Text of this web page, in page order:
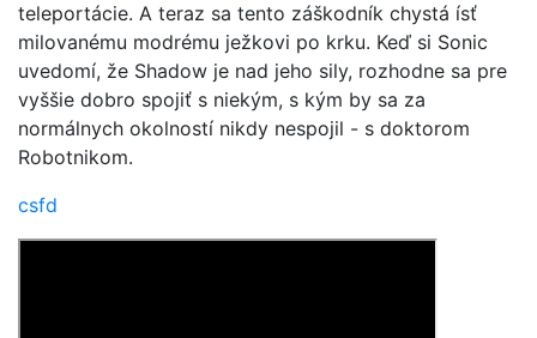
teleportácie. A teraz sa tento záškodník chystá ísť
milovanému modrému ježkovi po krku. Keď si Sonic
uvedomí, že Shadow je nad jeho sily, rozhodne sa pre
vyššie dobro spojiť s niekým, s kým by sa za
normálnych okolností nikdy nespojil - s doktorom
Robotnikom.
csfd